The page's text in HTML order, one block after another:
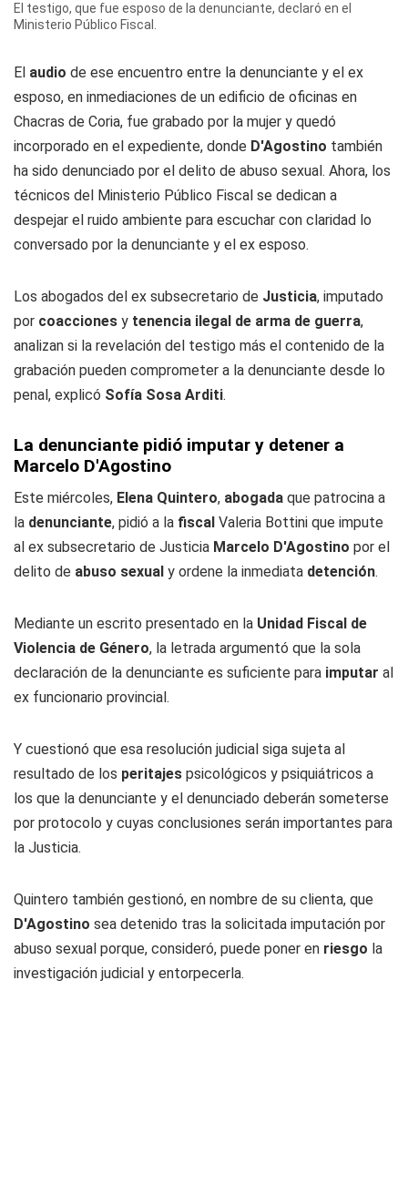
El testigo, que fue esposo de la denunciante, declaró en el
Ministerio Público Fiscal.
El audio de ese encuentro entre la denunciante y el ex
esposo, en inmediaciones de un edificio de oficinas en
Chacras de Coria, fue grabado por la mujer y quedó
incorporado en el expediente, donde D'Agostino también
ha sido denunciado por el delito de abuso sexual. Ahora, los
técnicos del Ministerio Público Fiscal se dedican a
despejar el ruido ambiente para escuchar con claridad lo
conversado por la denunciante y el ex esposo.
Los abogados del ex subsecretario de Justicia, imputado
por coacciones y tenencia ilegal de arma de guerra,
analizan si la revelación del testigo más el contenido de la
grabación pueden comprometer a la denunciante desde lo
penal, explicó Sofía Sosa Arditi.
La denunciante pidió imputar y detener a
Marcelo D'Agostino
Este miércoles, Elena Quintero, abogada que patrocina a
la denunciante, pidió a la fiscal Valeria Bottini que impute
al ex subsecretario de Justicia Marcelo D'Agostino por el
delito de abuso sexual y ordene la inmediata detención.
Mediante un escrito presentado en la Unidad Fiscal de
Violencia de Género, la letrada argumentó que la sola
declaración de la denunciante es suficiente para imputar al
ex funcionario provincial.
Y cuestionó que esa resolución judicial siga sujeta al
resultado de los peritajes psicológicos y psiquiátricos a
los que la denunciante y el denunciado deberán someterse
por protocolo y cuyas conclusiones serán importantes para
la Justicia.
Quintero también gestionó, en nombre de su clienta, que
D'Agostino sea detenido tras la solicitada imputación por
abuso sexual porque, consideró, puede poner en riesgo la
investigación judicial y entorpecerla.